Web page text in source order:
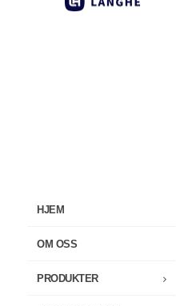
HJEM
OM OSS
PRODUKTER